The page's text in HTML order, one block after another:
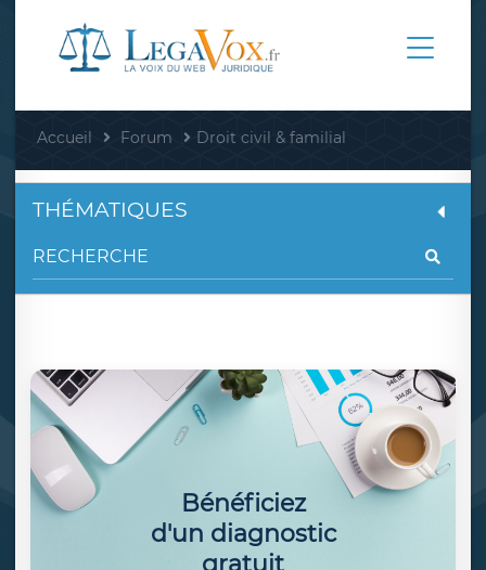
Accueil Forum Droit civil & familial
THÉMATIQUES
Bénéficiez
d'un diagnostic
gratuit